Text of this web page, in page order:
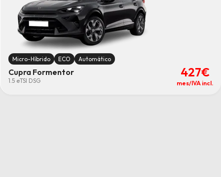
Micro-Híbrido ECO Automático
Cupra Formentor
1.5 eTSI DSG
427€
mes/IVA incl.